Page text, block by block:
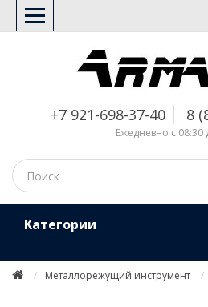
+7 921-698-37-40 8
Ежедневно с 08:30
Kатегории
Металлорежущий инструмент